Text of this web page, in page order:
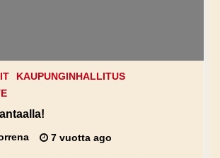
KAUPUNGINHALLITUS
7 vuotta ago